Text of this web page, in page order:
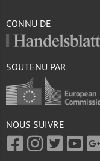
CONNU DE
SOUTENU PAR
NOUS SUIVRE